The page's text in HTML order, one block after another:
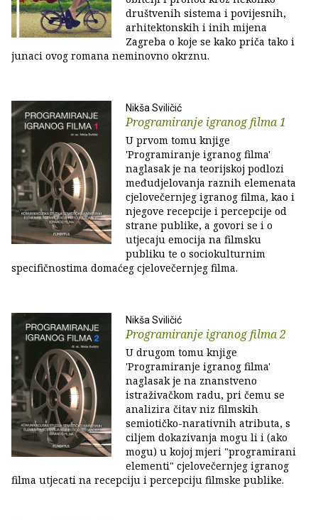
društvenih sistema i povijesnih,
arhitektonskih i inih mijena
Zagreba o koje se kako priča tako i
junaci ovog romana neminovno okrznu.
Nikša Sviličić
Programiranje igranog filma 1
U prvom tomu knjige
'Programiranje igranog filma'
naglasak je na teorijskoj podlozi
međudjelovanja raznih elemenata
cjelovečernjeg igranog filma, kao i
njegove recepcije i percepcije od
strane publike, a govori se i o
utjecaju emocija na filmsku
publiku te o sociokulturnim
specifičnostima domaćeg cjelovečernjeg filma.
Nikša Sviličić
Programiranje igranog filma 2
U drugom tomu knjige
'Programiranje igranog filma'
naglasak je na znanstveno
istraživačkom radu, pri čemu se
analizira čitav niz filmskih
semiotičko-narativnih atributa, s
ciljem dokazivanja mogu li i (ako
mogu) u kojoj mjeri "programirani
elementi" cjelovečernjeg igranog
filma utjecati na recepciju i percepciju filmske publike.